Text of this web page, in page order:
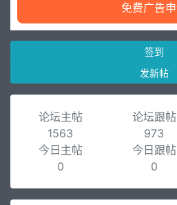
免费广告
签到
发新帖
论坛主帖
1563
论坛跟帖
973
今日主帖
0
今日跟帖
0